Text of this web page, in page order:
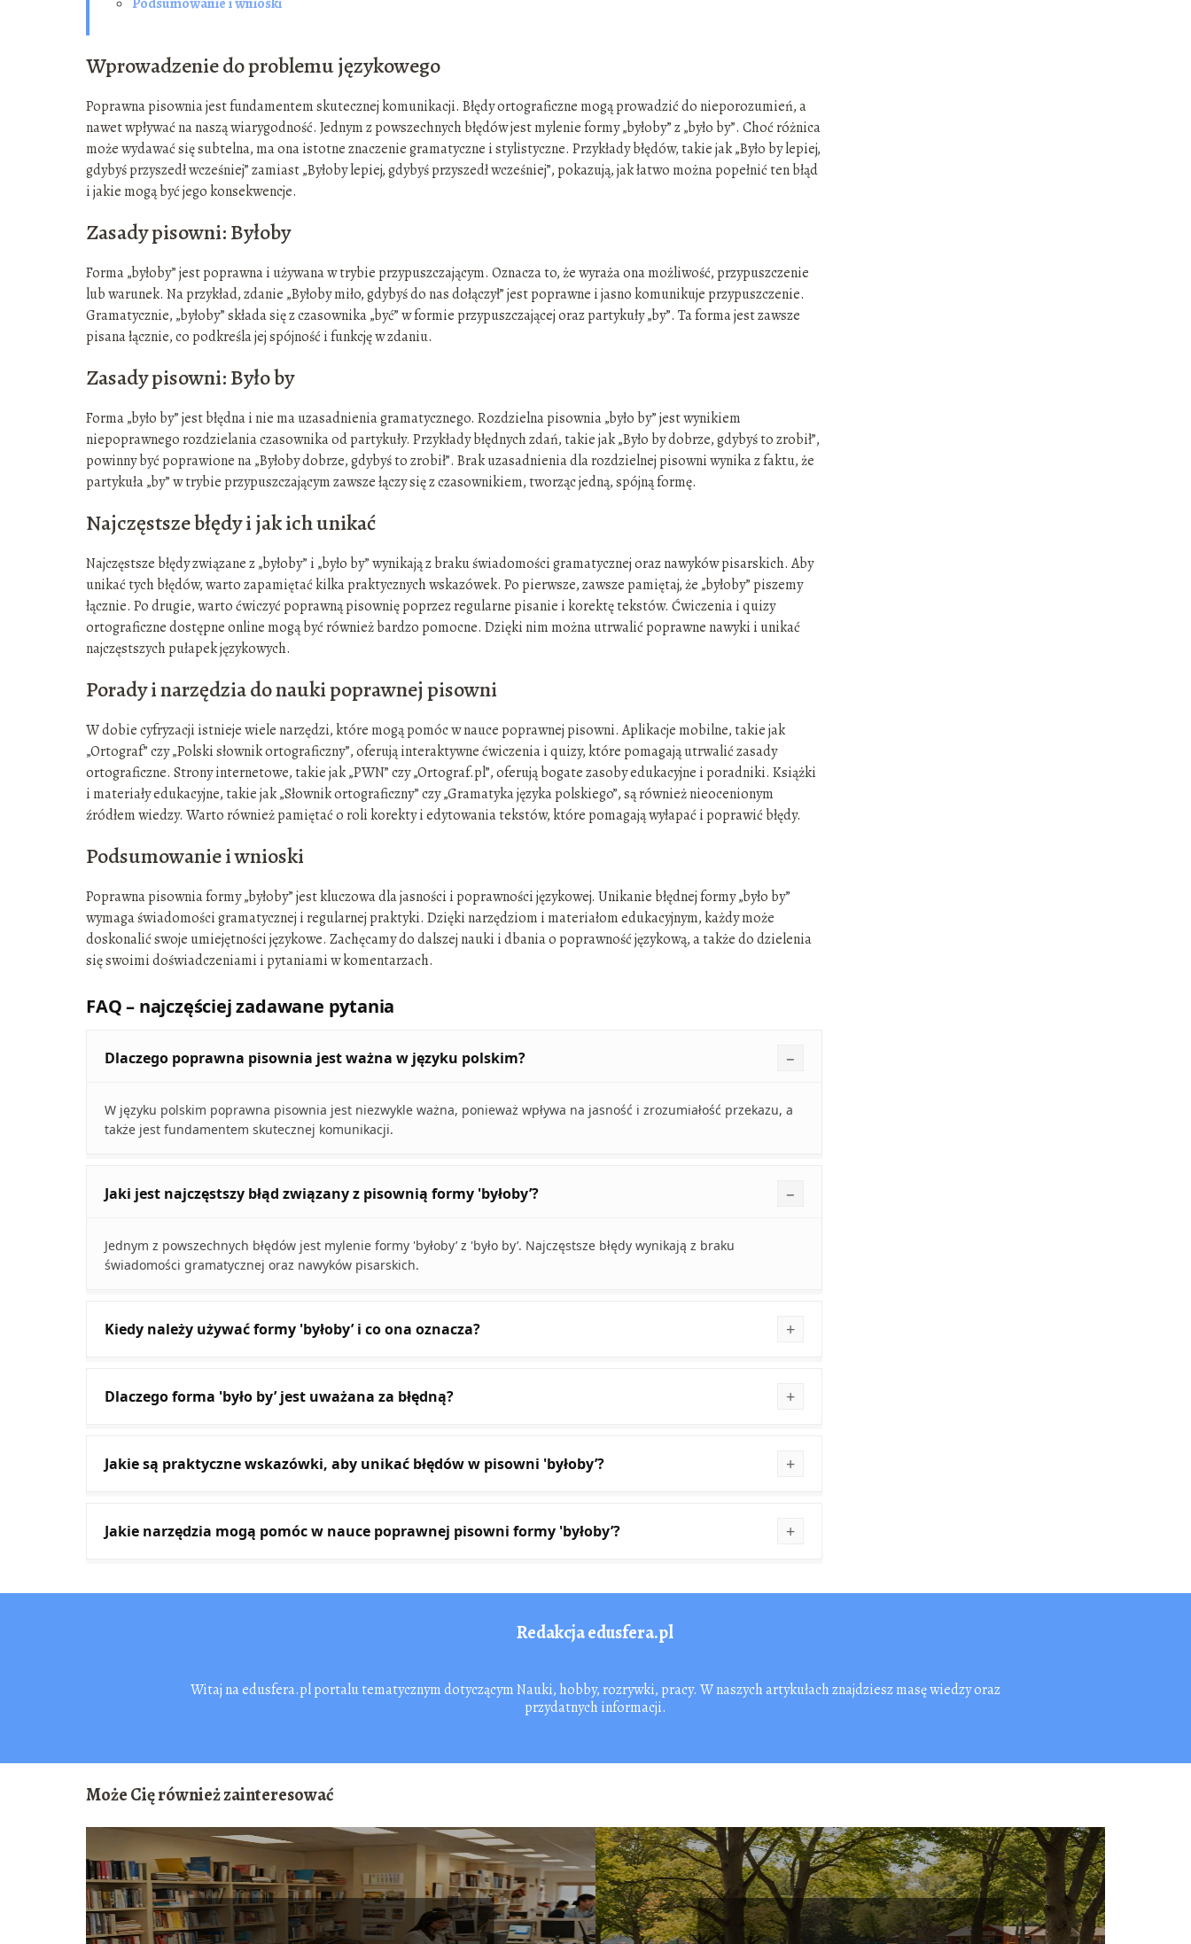
Wprowadzenie do problemu językowego
Poprawna pisownia jest fundamentem skutecznej komunikacji. Błędy ortograficzne mogą prowadzić do nieporozumień, a
nawet wpływać na naszą wiarygodność. Jednym z powszechnych błędów jest mylenie formy „byłoby” z „było by”. Choć różnica
może wydawać się subtelna, ma ona istotne znaczenie gramatyczne i stylistyczne. Przykłady błędów, takie jak „Było by lepiej,
gdybyś przyszedł wcześniej” zamiast „Byłoby lepiej, gdybyś przyszedł wcześniej”, pokazują, jak łatwo można popełnić ten błąd
i jakie mogą być jego konsekwencje.
Zasady pisowni: Byłoby
Forma „byłoby” jest poprawna i używana w trybie przypuszczającym. Oznacza to, że wyraża ona możliwość, przypuszczenie
lub warunek. Na przykład, zdanie „Byłoby miło, gdybyś do nas dołączył” jest poprawne i jasno komunikuje przypuszczenie.
Gramatycznie, „byłoby” składa się z czasownika „być” w formie przypuszczającej oraz partykuły „by”. Ta forma jest zawsze
pisana łącznie, co podkreśla jej spójność i funkcję w zdaniu.
Zasady pisowni: Było by
Forma „było by” jest błędna i nie ma uzasadnienia gramatycznego. Rozdzielna pisownia „było by” jest wynikiem
niepoprawnego rozdzielania czasownika od partykuły. Przykłady błędnych zdań, takie jak „Było by dobrze, gdybyś to zrobił”,
powinny być poprawione na „Byłoby dobrze, gdybyś to zrobił”. Brak uzasadnienia dla rozdzielnej pisowni wynika z faktu, że
partykuła „by” w trybie przypuszczającym zawsze łączy się z czasownikiem, tworząc jedną, spójną formę.
Najczęstsze błędy i jak ich unikać
Najczęstsze błędy związane z „byłoby” i „było by” wynikają z braku świadomości gramatycznej oraz nawyków pisarskich. Aby
unikać tych błędów, warto zapamiętać kilka praktycznych wskazówek. Po pierwsze, zawsze pamiętaj, że „byłoby” piszemy
łącznie. Po drugie, warto ćwiczyć poprawną pisownię poprzez regularne pisanie i korektę tekstów. Ćwiczenia i quizy
ortograficzne dostępne online mogą być również bardzo pomocne. Dzięki nim można utrwalić poprawne nawyki i unikać
najczęstszych pułapek językowych.
Porady i narzędzia do nauki poprawnej pisowni
W dobie cyfryzacji istnieje wiele narzędzi, które mogą pomóc w nauce poprawnej pisowni. Aplikacje mobilne, takie jak
„Ortograf” czy „Polski słownik ortograficzny”, oferują interaktywne ćwiczenia i quizy, które pomagają utrwalić zasady
ortograficzne. Strony internetowe, takie jak „PWN” czy „Ortograf.pl”, oferują bogate zasoby edukacyjne i poradniki. Książki
i materiały edukacyjne, takie jak „Słownik ortograficzny” czy „Gramatyka języka polskiego”, są również nieocenionym
źródłem wiedzy. Warto również pamiętać o roli korekty i edytowania tekstów, które pomagają wyłapać i poprawić błędy.
Podsumowanie i wnioski
Poprawna pisownia formy „byłoby” jest kluczowa dla jasności i poprawności językowej. Unikanie błędnej formy „było by”
wymaga świadomości gramatycznej i regularnej praktyki. Dzięki narzędziom i materiałom edukacyjnym, każdy może
doskonalić swoje umiejętności językowe. Zachęcamy do dalszej nauki i dbania o poprawność językową, a także do dzielenia
się swoimi doświadczeniami i pytaniami w komentarzach.
FAQ – najczęściej zadawane pytania
Dlaczego poprawna pisownia jest ważna w języku polskim?
W języku polskim poprawna pisownia jest niezwykle ważna, ponieważ wpływa na jasność i zrozumiałość przekazu, a
także jest fundamentem skutecznej komunikacji.
Jaki jest najczęstszy błąd związany z pisownią formy 'byłoby’?
Jednym z powszechnych błędów jest mylenie formy 'byłoby’ z 'było by’. Najczęstsze błędy wynikają z braku
świadomości gramatycznej oraz nawyków pisarskich.
Kiedy należy używać formy 'byłoby’ i co ona oznacza?
Dlaczego forma 'było by’ jest uważana za błędną?
Jakie są praktyczne wskazówki, aby unikać błędów w pisowni 'byłoby’?
Jakie narzędzia mogą pomóc w nauce poprawnej pisowni formy 'byłoby’?
Redakcja edusfera.pl
Witaj na edusfera.pl portalu tematycznym dotyczącym Nauki, hobby, rozrywki, pracy. W naszych artykułach znajdziesz masę wiedzy oraz
przydatnych informacji.
Może Cię również zainteresować